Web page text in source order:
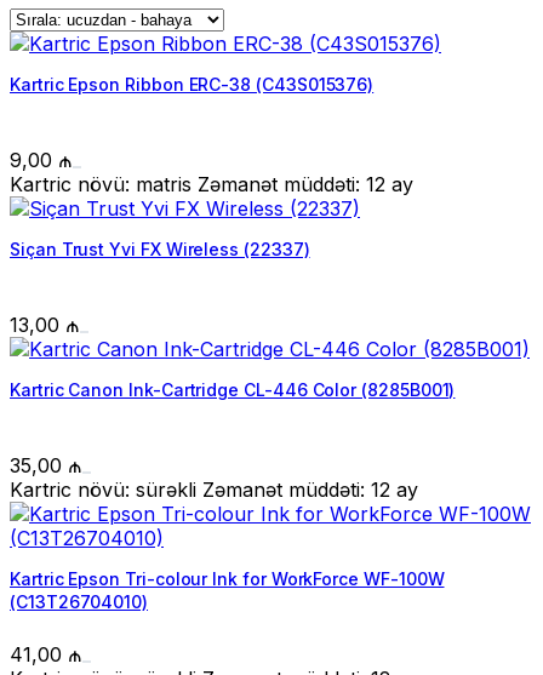
Kartric Epson Ribbon ERC-38 (C43S015376)
9,00 ₼
Kartric növü: matris Zəmanət müddəti: 12 ay
Siçan Trust Yvi FX Wireless (22337)
13,00 ₼
Kartric Canon Ink-Cartridge CL-446 Color (8285B001)
35,00 ₼
Kartric növü: sürəkli Zəmanət müddəti: 12 ay
Kartric Epson Tri-colour Ink for WorkForce WF-100W
(C13T26704010)
41,00 ₼